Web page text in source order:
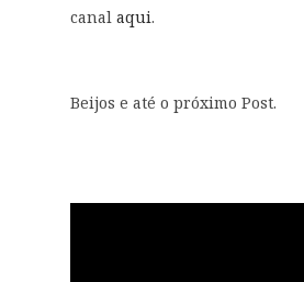
canal aqui.
Beijos e até o próximo Post.